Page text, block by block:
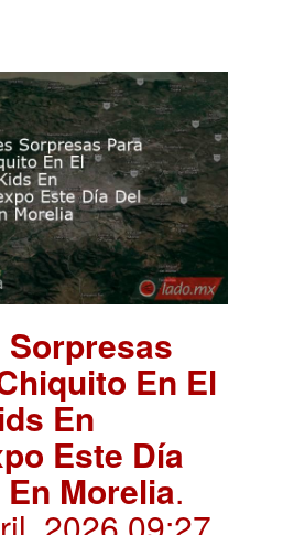
Sorpresas
En El
En
Este Día
Morelia.